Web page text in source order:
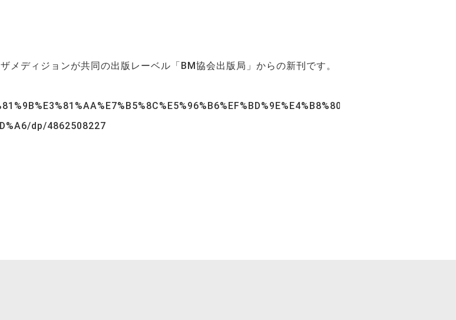
メディジョンが共同の出版レーベル「BM協会出版局」からの新刊です。
dp/4862508227